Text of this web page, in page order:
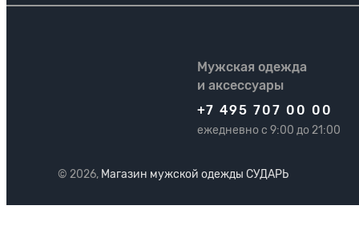
Мужская одежда
и аксессуары
+7 495 707 00 00
ежедневно с 9:00 до 21:00
© 2026, Магазин мужской одежды СУДАРЬ